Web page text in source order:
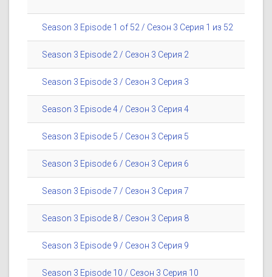
Season 3 Episode 1 of 52 / Сезон 3 Серия 1 из 52
Season 3 Episode 2 / Сезон 3 Серия 2
Season 3 Episode 3 / Сезон 3 Серия 3
Season 3 Episode 4 / Сезон 3 Серия 4
Season 3 Episode 5 / Сезон 3 Серия 5
Season 3 Episode 6 / Сезон 3 Серия 6
Season 3 Episode 7 / Сезон 3 Серия 7
Season 3 Episode 8 / Сезон 3 Серия 8
Season 3 Episode 9 / Сезон 3 Серия 9
Season 3 Episode 10 / Сезон 3 Серия 10